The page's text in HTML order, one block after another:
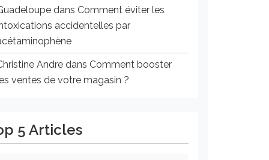
dans Comment éviter les
accidentelles par
Andre dans Comment booster
ventes de votre magasin ?
5 Articles